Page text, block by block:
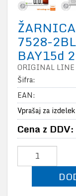
7528-
BAY15d
ORIGINAL LINE
Šifra:
EAN:
Vprašaj za izdelek
Cena z DDV: